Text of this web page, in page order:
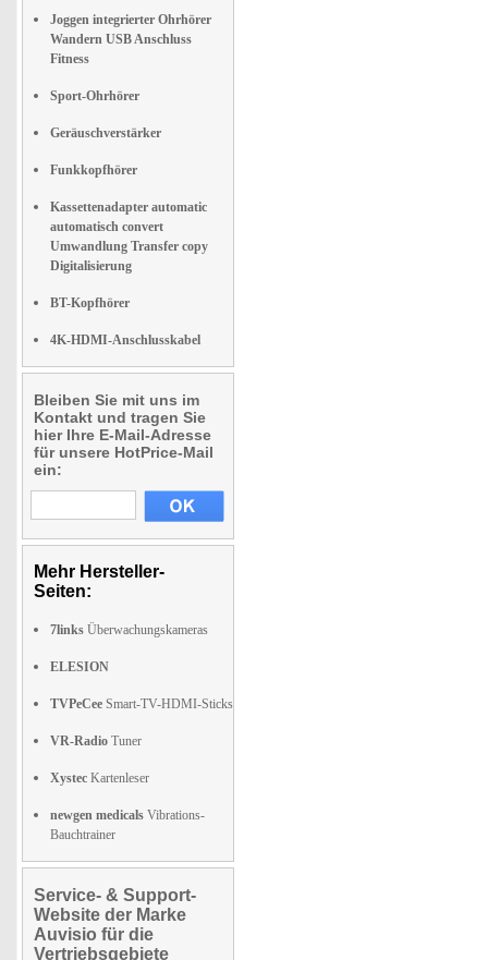
Joggen integrierter Ohrhörer
Wandern USB Anschluss
Fitness
Sport-Ohrhörer
Geräuschverstärker
Funkkopfhörer
Kassettenadapter automatic
automatisch convert
Umwandlung Transfer copy
Digitalisierung
BT-Kopfhörer
4K-HDMI-Anschlusskabel
Bleiben Sie mit uns im
Kontakt und tragen Sie
hier Ihre E-Mail-Adresse
für unsere HotPrice-Mail
ein:
Mehr Hersteller-
Seiten:
7links Überwachungskameras
ELESION
TVPeCee Smart-TV-HDMI-Sticks
VR-Radio Tuner
Xystec Kartenleser
newgen medicals Vibrations-
Bauchtrainer
Service- & Support-
Website der Marke
Auvisio für die
Vertriebsgebiete